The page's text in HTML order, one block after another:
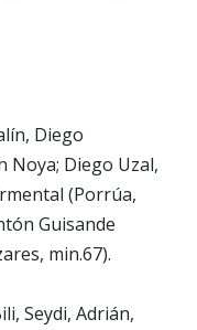
Diego
Noya; Diego Uzal,
(Porrúa,
Guisande
min.67).
Seydi, Adrián,